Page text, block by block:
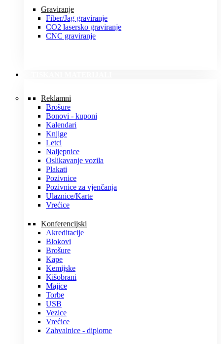
Graviranje
Fiber/Jag graviranje
CO2 lasersko graviranje
CNC graviranje
Reklamni
Brošure
Bonovi - kuponi
Kalendari
Knjige
Letci
Naljepnice
Oslikavanje vozila
Plakati
Pozivnice
Pozivnice za vjenčanja
Ulaznice/Karte
Vrećice
Konferencijski
Akreditacije
Blokovi
Brošure
Kape
Kemijske
Kišobrani
Majice
Torbe
USB
Vezice
Vrećice
Zahvalnice - diplome